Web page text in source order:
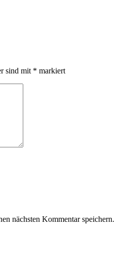
sind mit * markiert
nächsten Kommentar speichern.